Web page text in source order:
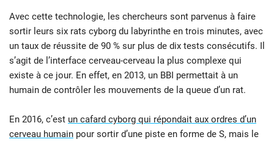
Avec cette technologie, les chercheurs sont parvenus à faire
sortir leurs six rats cyborg du labyrinthe en trois minutes, avec
un taux de réussite de 90 % sur plus de dix tests consécutifs. Il
s’agit de l’interface cerveau-cerveau la plus complexe qui
existe à ce jour. En effet, en 2013, un BBI permettait à un
humain de contrôler les mouvements de la queue d’un rat.
En 2016, c’est un cafard cyborg qui répondait aux ordres d’un
cerveau humain pour sortir d’une piste en forme de S, mais le